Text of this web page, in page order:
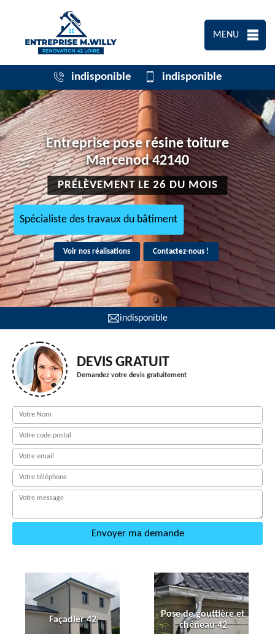
MENU
indisponible indisponible
Entreprise pose résine toiture
Marcenod 42140
PRÉLÈVEMENT LE 26 DU MOIS
Spécialiste des travaux du bâtiment
Voir nos réalisations Contactez-nous !
indisponible
DEVIS GRATUIT
Demandez votre devis gratuitement
Façadier 42
Pose de gouttière et
chéneau 42